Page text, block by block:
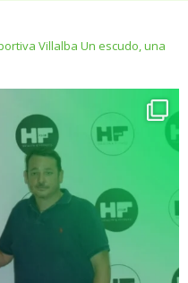
Villalba Un escudo, una